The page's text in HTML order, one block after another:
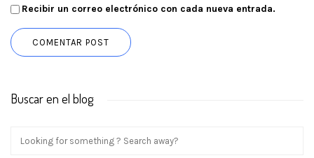
Recibir un correo electrónico con cada nueva entrada.
Buscar en el blog